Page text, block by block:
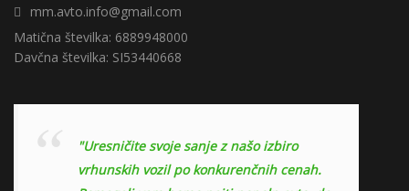
mm.avto.info@gmail.com
Matična številka: 6889948000
Davčna številka: SI53440668
"Uresničite svoje sanje z našo izbiro
vrhunskih vozil po konkurenčnih cenah.